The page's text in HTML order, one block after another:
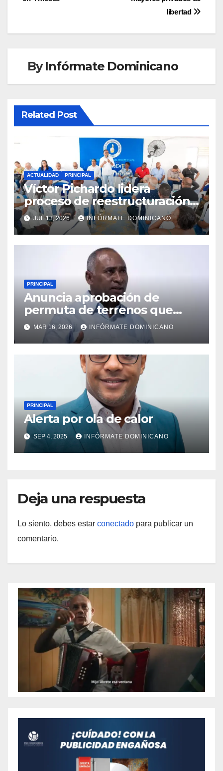
libertad
ByInfórmate Dominicano
Related Post
ACTUALIDAD PRINCIPAL
Víctor Pichardo lidera
proceso de reestructuración y
fortalecimiento del PRM en
Monte Plata
JUL 13, 2026 INFÓRMATE DOMINICANO
PRINCIPAL
Anuncia aprobación de
permuta de terrenos que
garantiza títulos de
propiedad a familias de la
región Sur
MAR 16, 2026 INFÓRMATE DOMINICANO
PRINCIPAL
Alerta por ola de calor
SEP 4, 2025 INFÓRMATE DOMINICANO
Deja una respuesta
Lo siento, debes estar conectado para publicar un
comentario.